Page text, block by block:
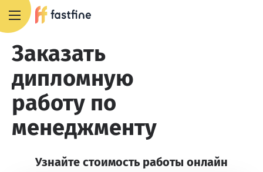
Заказать
дипломную
работу по
менеджменту
Узнайте стоимость работы онлайн